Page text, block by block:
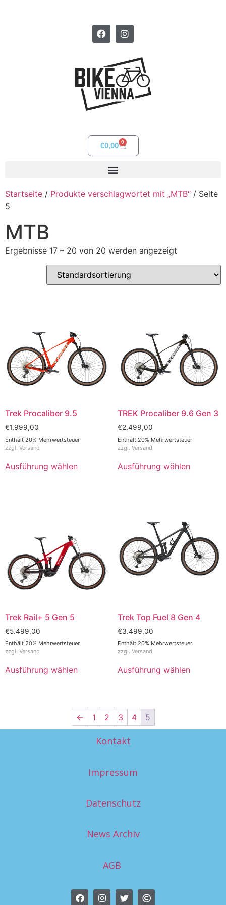
€0,00 0
Startseite / Produkte verschlagwortet mit „MTB“ / Seite
5
MTB
Ergebnisse 17 – 20 von 20 werden angezeigt
Trek Procaliber 9.5
€1.999,00
Enthält 20% Mehrwertsteuer
zzgl. Versand
Ausführung wählen
TREK Procaliber 9.6 Gen 3
€2.499,00
Enthält 20% Mehrwertsteuer
zzgl. Versand
Ausführung wählen
Trek Rail+ 5 Gen 5
€5.499,00
Enthält 20% Mehrwertsteuer
zzgl. Versand
Ausführung wählen
Trek Top Fuel 8 Gen 4
€3.499,00
Enthält 20% Mehrwertsteuer
zzgl. Versand
Ausführung wählen
← 1 2 3 4 5
Kontakt
Impressum
Datenschutz
News Archiv
AGB